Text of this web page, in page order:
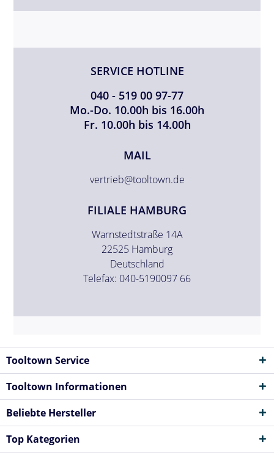
SERVICE HOTLINE
040 - 519 00 97-77
Mo.-Do. 10.00h bis 16.00h
Fr. 10.00h bis 14.00h
MAIL
vertrieb@tooltown.de
FILIALE HAMBURG
Warnstedtstraße 14A
22525 Hamburg
Deutschland
Telefax: 040-5190097 66
Tooltown Service
Tooltown Informationen
Beliebte Hersteller
Top Kategorien